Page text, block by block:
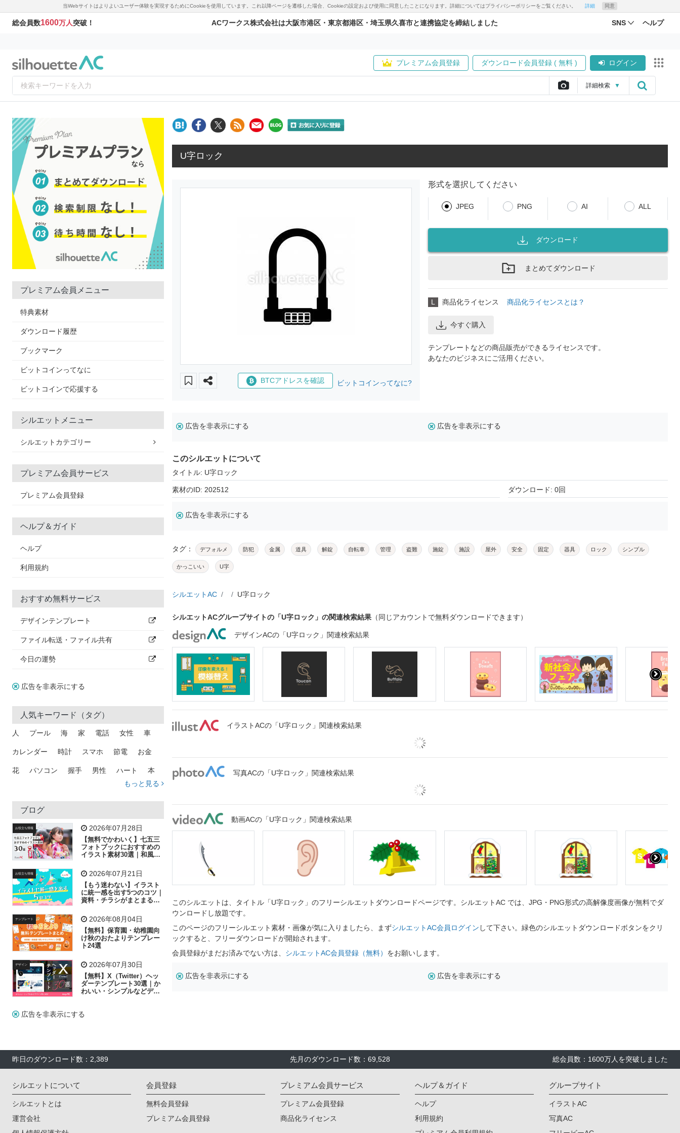
当Webサイトはよりよいユーザー体験を実現するためにCookieを使用しています。これ以降ページを遷移した場合、Cookieの設定および使用に同意したことになります。詳細についてはプライバシーポリシーをご覧ください。 詳細 同意
総会員数1600万人突破！ ACワークス株式会社は大阪市港区・東京都港区・埼玉県久喜市と連携協定を締結しました SNS ヘルプ
プレミアム会員登録 ダウンロード会員登録 ( 無料 ) ログイン
詳細検索 ▼
プレミアム会員メニュー
特典素材
ダウンロード履歴
ブックマーク
ビットコインってなに
ビットコインで応援する
シルエットメニュー
シルエットカテゴリー
プレミアム会員サービス
プレミアム会員登録
ヘルプ＆ガイド
ヘルプ
利用規約
おすすめ無料サービス
デザインテンプレート
ファイル転送・ファイル共有
今日の運勢
広告を非表示にする
人気キーワード（タグ）
人 プール 海 家 電話 女性 車
カレンダー 時計 スマホ 節電 お金
花 パソコン 握手 男性 ハート 本
トラック 木
吹き出し
飛行機 グラフ ビル 魚 家族 書類
歩く 工場 会社 太陽 キラキラ
子供 作業員 相談 ピクトグラム
もっと見る
ブログ
お役立ち情報 2026年07月28日
【無料でかわいく】七五三
フォトブックにおすすめの
イラスト素材30選｜和風の
お役立ち情報 2026年07月21日
【もう迷わない】イラスト
に統一感を出す5つのコツ｜
資料・チラシがまとまるフ
テンプレート 2026年08月04日
【無料】保育園・幼稚園向
け秋のおたよりテンプレー
ト24選
デザイン 2026年07月30日
【無料】X（Twitter）ヘッ
ダーテンプレート30選｜か
わいい・シンプルなどデザ
広告を非表示にする
U字ロック
BTCアドレスを確認 ビットコインってなに?
形式を選択してください
JPEG PNG AI ALL
ダウンロード
まとめてダウンロード
L 商品化ライセンス 商品化ライセンスとは？
今すぐ購入
テンプレートなどの商品販売ができるライセンスです。
あなたのビジネスにご活用ください。
広告を非表示にする 広告を非表示にする
このシルエットについて
タイトル: U字ロック
素材のID: 202512 ダウンロード: 0回
広告を非表示にする
タグ： デフォルメ 防犯 金属 道具 解錠 自転車 管理 盗難 施錠 施設 屋外 安全 固定 器具 ロック シンプル
かっこいい U字
シルエットAC U字ロック
シルエットACグループサイトの「U字ロック」の関連検索結果 （同じアカウントで無料ダウンロードできます）
デザインACの「U字ロック」関連検索結果
イラストACの「U字ロック」関連検索結果
写真ACの「U字ロック」関連検索結果
動画ACの「U字ロック」関連検索結果
このシルエットは、タイトル「U字ロック」のフリーシルエットダウンロードページです。シルエットAC では、JPG・PNG形式の高解像度画像が無料でダ
ウンロードし放題です。
このページのフリーシルエット素材・画像が気に入りましたら、まずシルエットAC会員ログイン して下さい。緑色のシルエットダウンロードボタンをクリ
ックすると、フリーダウンロードが開始されます。
会員登録がまだお済みでない方は、 シルエットAC会員登録（無料） をお願いします。
広告を非表示にする 広告を非表示にする
昨日のダウンロード数：2,389 先月のダウンロード数：69,528 総会員数：1600万人を突破しました
シルエットについて
シルエットとは
運営会社
会員登録
無料会員登録
プレミアム会員登録
プレミアム会員サービス
プレミアム会員登録
商品化ライセンス
ヘルプ＆ガイド
ヘルプ
利用規約
グループサイト
イラストAC
写真AC